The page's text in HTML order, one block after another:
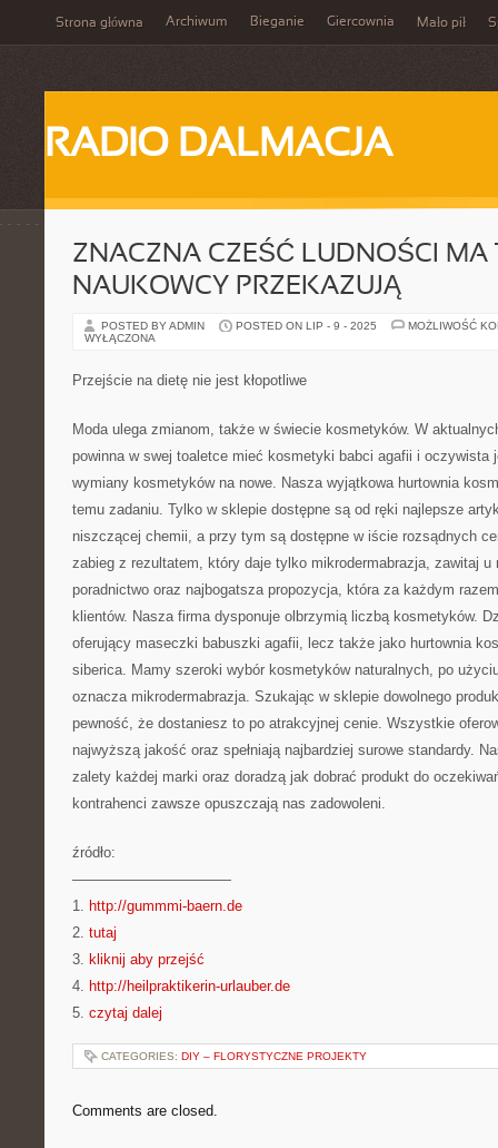
Strona główna Archiwum Bieganie Giercownia Mało pił
RADIO DALMACJA
ZNACZNA CZEŚĆ LUDNOŚCI MA
NAUKOWCY PRZEKAZUJĄ
POSTED BY ADMIN POSTED ON LIP - 9 - 2025
MOŻLIWOŚĆ
WYŁĄCZONA
Przejście na dietę nie jest kłopotliwe
Moda ulega zmianom, także w świecie kosmetyków. W
powinna w swej toaletce mieć kosmetyki babci agafii i oczywista
wymiany kosmetyków na nowe. Nasza wyjątkowa hurtownia
temu zadaniu. Tylko w sklepie dostępne są od ręki najlepsze
niszczącej chemii, a przy tym są dostępne w iście rozsądnych
zabieg z rezultatem, który daje tylko mikrodermabrazja, zawitaj
poradnictwo oraz najbogatsza propozycja, która za każdym
klientów. Nasza firma dysponuje olbrzymią liczbą kosmetyków.
oferujący maseczki babuszki agafii, lecz także jako hurtownia
siberica. Mamy szeroki wybór kosmetyków naturalnych, po
oznacza mikrodermabrazja. Szukając w sklepie dowolnego
pewność, że dostaniesz to po atrakcyjnej cenie. Wszystkie
najwyższą jakość oraz spełniają najbardziej surowe standardy.
zalety każdej marki oraz doradzą jak dobrać produkt do
kontrahenci zawsze opuszczają nas zadowoleni.
źródło:
———————————
1. http://gummmi-baern.de
2. tutaj
3. kliknij aby przejść
4. http://heilpraktikerin-urlauber.de
5. czytaj dalej
CATEGORIES: DIY – FLORYSTYCZNE PROJEKTY
Comments are closed.